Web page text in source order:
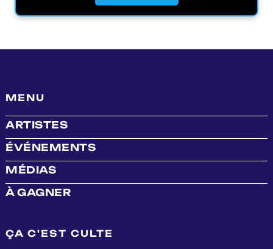
MENU
ARTISTES
ÉVÉNEMENTS
MÉDIAS
À GAGNER
ÇA C'EST CULTE